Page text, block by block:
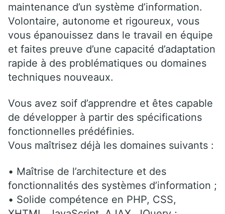
maintenance d’un système d’information.
Volontaire, autonome et rigoureux, vous
vous épanouissez dans le travail en équipe
et faites preuve d’une capacité d’adaptation
rapide à des problématiques ou domaines
techniques nouveaux.
Vous avez soif d’apprendre et êtes capable
de développer à partir des spécifications
fonctionnelles prédéfinies.
Vous maîtrisez déjà les domaines suivants :
• Maîtrise de l’architecture et des
fonctionnalités des systèmes d’information ;
• Solide compétence en PHP, CSS,